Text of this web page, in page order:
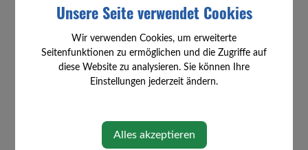
Zuständigkeiten
Familie, Sport und Digitalisierung
Unsere Seite verwendet Cookies
Wir verwenden Cookies, um erweiterte
Seitenfunktionen zu ermöglichen und die Zugriffe auf
diese Website zu analysieren. Sie können Ihre
Einstellungen jederzeit ändern.
Alles akzeptieren